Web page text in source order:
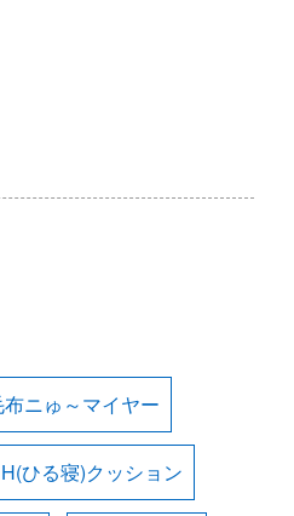
ニゅ～マイヤー
H(ひる寝)クッション